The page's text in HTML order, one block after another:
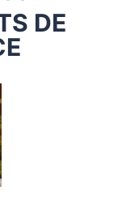
DE